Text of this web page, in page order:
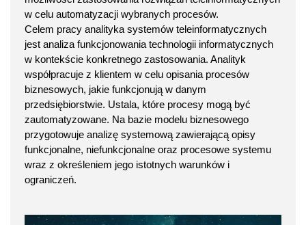
w celu automatyzacji wybranych procesów.
Celem pracy analityka systemów teleinformatycznych
jest analiza funkcjonowania technologii informatycznych
w kontekście konkretnego zastosowania. Analityk
współpracuje z klientem w celu opisania procesów
biznesowych, jakie funkcjonują w danym
przedsiębiorstwie. Ustala, które procesy mogą być
zautomatyzowane. Na bazie modelu biznesowego
przygotowuje analizę systemową zawierającą opisy
funkcjonalne, niefunkcjonalne oraz procesowe systemu
wraz z określeniem jego istotnych warunków i
ograniczeń.